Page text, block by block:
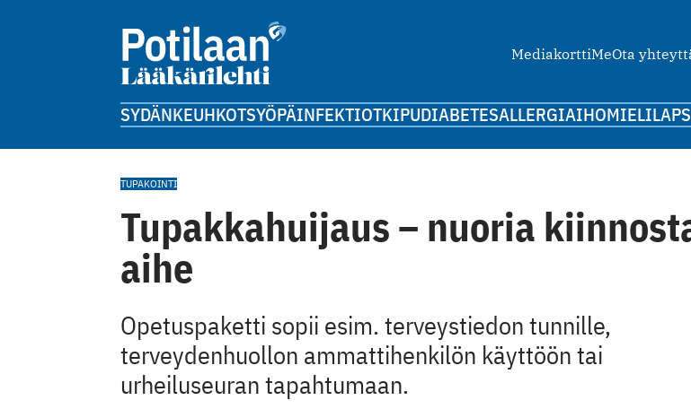
MediakorttiMeOta
SYDÄNKEUHKOTSYÖPÄINFEKTIOTKIPUDIABETESALLERGIAIHOMIELI
TUPAKOINTI
Tupakkahuijaus – nuoria
aihe
Opetuspaketti sopii esim. terveystiedon tunnille,
terveydenhuollon ammattihenkilön käyttöön tai
urheiluseuran tapahtumaan.